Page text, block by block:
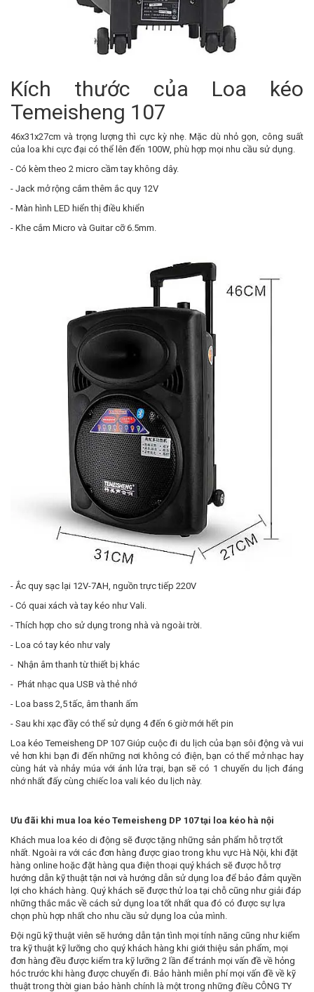
Kích thước của Loa kéo
Temeisheng 107
46x31x27cm và trọng lượng thì cực kỳ nhẹ. Mặc dù nhỏ gọn, công suất
của loa khi cực đại có thể lên đến 100W, phù hợp mọi nhu cầu sử dụng.
- Có kèm theo 2 micro cầm tay không dây.
- Jack mở rộng cắm thêm ắc quy 12V
- Màn hình LED hiển thị điều khiển
- Khe cắm Micro và Guitar cỡ 6.5mm.
- Ắc quy sạc lại 12V-7AH, nguồn trực tiếp 220V
- Có quai xách và tay kéo như Vali.
- Thích hợp cho sử dụng trong nhà và ngoài trời.
- Loa có tay kéo như valy
- Nhận âm thanh từ thiết bị khác
- Phát nhạc qua USB và thẻ nhớ
- Loa bass 2,5 tấc, âm thanh ấm
- Sau khi xạc đầy có thể sử dụng 4 đến 6 giờ mới hết pin
Loa kéo Temeisheng DP 107 Giúp cuộc đi du lịch của bạn sôi động và vui
vẻ hơn khi bạn đi đến những nơi không có điện, bạn có thể mở nhạc hay
cùng hát và nhảy múa với ánh lửa trại, bạn sẽ có 1 chuyến du lịch đáng
nhớ nhất đấy cùng chiếc loa vali kéo du lịch này.
Ưu đãi khi mua loa kéo Temeisheng DP 107tại loa kéo hà nội
Khách mua loa kéo di động sẽ được tặng những sản phẩm hỗ trợ tốt
nhất. Ngoài ra với các đơn hàng được giao trong khu vực Hà Nội, khi đặt
hàng online hoặc đặt hàng qua điện thoại quý khách sẽ được hỗ trợ
hướng dẫn kỹ thuật tận nơi và hướng dẫn sử dụng loa để bảo đảm quyền
lợi cho khách hàng. Quý khách sẽ được thử loa tại chỗ cũng như giải đáp
những thắc mắc về cách sử dụng loa tốt nhất qua đó có được sự lựa
chọn phù hợp nhất cho nhu cầu sử dụng loa của mình.
Đội ngũ kỹ thuật viên sẽ hướng dẫn tận tình mọi tính năng cũng như kiểm
tra kỹ thuật kỹ lưỡng cho quý khách hàng khi giới thiệu sản phẩm, mọi
đơn hàng đều được kiểm tra kỹ lưỡng 2 lần để tránh mọi vấn đề về hỏng
hóc trước khi hàng được chuyển đi. Bảo hành miễn phí mọi vấn đề về kỹ
thuật trong thời gian bảo hành chính là một trong những điều CÔNG TY